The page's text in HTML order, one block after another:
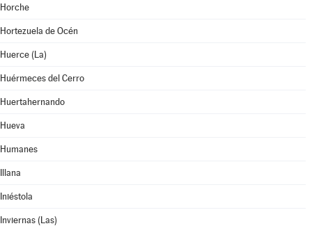
Horche
Hortezuela de Océn
Huerce (La)
Huérmeces del Cerro
Huertahernando
Hueva
Humanes
Illana
Iniéstola
Inviernas (Las)